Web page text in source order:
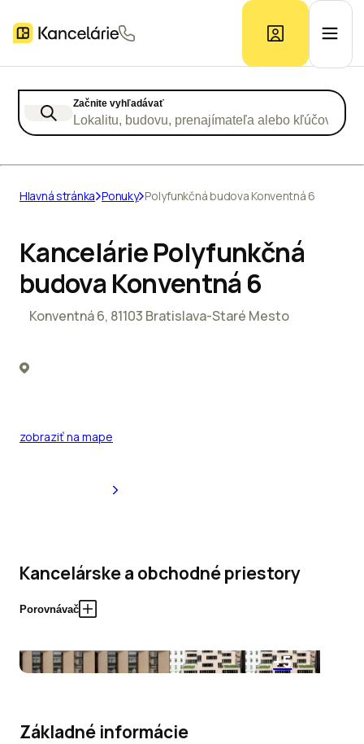
Prieskum trhu
Začnite vyhľadávať
Lokalitu, budovu, prenajímateľa alebo kľúčové
Hlavná stránka Ponuky Polyfunkčná budova Konventná 6
Kancelárie Polyfunkčná
budova Konventná 6
Konventná 6, 81103 Bratislava-Staré Mesto
zobraziť na mape
Kancelárske a obchodné priestory
Porovnávač
+5
Základné informácie